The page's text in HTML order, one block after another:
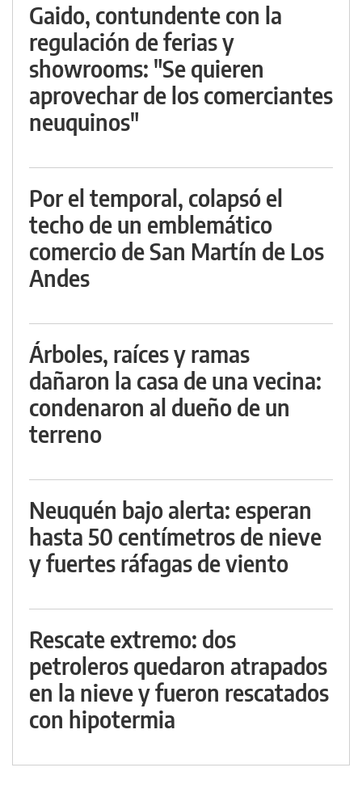
Gaido, contundente con la
regulación de ferias y
showrooms: "Se quieren
aprovechar de los comerciantes
neuquinos"
Por el temporal, colapsó el
techo de un emblemático
comercio de San Martín de Los
Andes
Árboles, raíces y ramas
dañaron la casa de una vecina:
condenaron al dueño de un
terreno
Neuquén bajo alerta: esperan
hasta 50 centímetros de nieve
y fuertes ráfagas de viento
Rescate extremo: dos
petroleros quedaron atrapados
en la nieve y fueron rescatados
con hipotermia